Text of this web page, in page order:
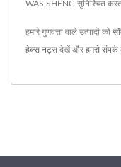
WAS SHENG सुनिश्चित
हमारे गुणवत्ता वाले उत्पादों को
हेक्स नट्स देखें औरहमसे संपर्क